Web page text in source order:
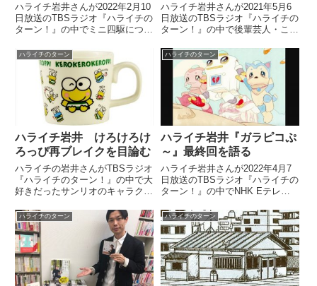
ハライチ岩井さんが2022年2月10
日放送のTBSラジオ『ハライチの
ターン！』の中でミニ四駆につい
一になったことのあるリスナーの
メールを紹介しながら、ミニ四駆
レースとボートレース（競艇）の
共通点について話していました。
ハライチ岩井さんが2021年5月6
日放送のTBSラジオ『ハライチの
ターン！』の中で後輩芸人・こゝ
錦三右衛門について話していまし
た。
ハライチのターン
ハライチ岩井 けろけろけ
ろっぴ再ブレイクを目論む
ハライチの岩井さんがTBSラジオ
『ハライチのターン！』の中で大
好きだったサンリオのキャラクタ
クを目論み、自身の考えたネタの
提供を検討していました。（岩井
勇気）そして先週ね、サンリオの
中でも僕の大好きなキャラクタ...
ハライチのターン
ハライチ岩井『ガラピコぷ
～』最終回を語る
ハライチ岩井さんが2022年4月7
日放送のTBSラジオ『ハライチの
ターン！』の中でNHK Eテレの
送されていた『ガラピコぷ～』の
最終回について話していました。
ハライチのターン ハライチのターン